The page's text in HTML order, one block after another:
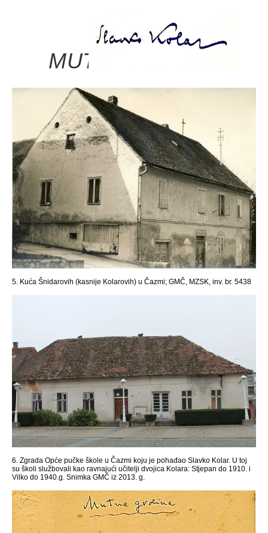
MUTNE GODINE
5. Kuća Šnidarovih (kasnije Kolarovih) u Čazmi; GMČ, MZSK, inv. br. 5438
6. Zgrada Opće pučke škole u Čazmi koju je pohađao Slavko Kolar. U toj
su školi službovali kao ravnajući učitelji dvojica Kolara: Stjepan do 1910. i
Vilko do 1940.g. Snimka GMČ iz 2013. g.